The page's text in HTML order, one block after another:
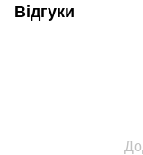
Відгуки